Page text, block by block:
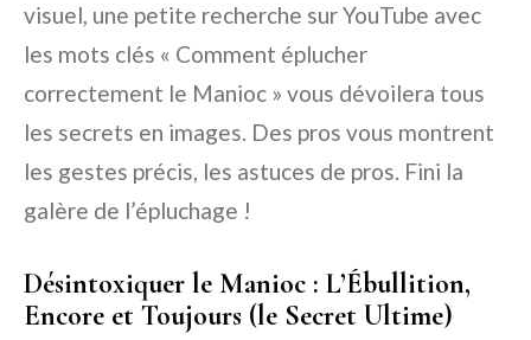
visuel, une petite recherche sur YouTube avec
les mots clés « Comment éplucher
correctement le Manioc » vous dévoilera tous
les secrets en images. Des pros vous montrent
les gestes précis, les astuces de pros. Fini la
galère de l’épluchage !
Désintoxiquer le Manioc : L’Ébullition,
Encore et Toujours (le Secret Ultime)